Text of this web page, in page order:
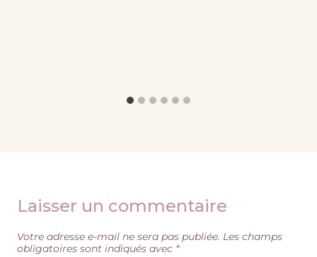
Laisser un commentaire
Votre adresse e-mail ne sera pas publiée. Les champs
obligatoires sont indiqués avec *